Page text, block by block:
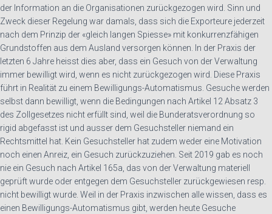
der Information an die Organisationen zurückgezogen wird. Sinn und
Zweck dieser Regelung war damals, dass sich die Exporteure jederzeit
nach dem Prinzip der «gleich langen Spiesse» mit konkurrenzfähigen
Grundstoffen aus dem Ausland versorgen können. In der Praxis der
letzten 6 Jahre heisst dies aber, dass ein Gesuch von der Verwaltung
immer bewilligt wird, wenn es nicht zurückgezogen wird. Diese Praxis
führt in Realität zu einem Bewilligungs-Automatismus. Gesuche werden
selbst dann bewilligt, wenn die Bedingungen nach Artikel 12 Absatz 3
des Zollgesetzes nicht erfüllt sind, weil die Bunderatsverordnung so
rigid abgefasst ist und ausser dem Gesuchsteller niemand ein
Rechtsmittel hat. Kein Gesuchsteller hat zudem weder eine Motivation
noch einen Anreiz, ein Gesuch zurückzuziehen. Seit 2019 gab es noch
nie ein Gesuch nach Artikel 165a, das von der Verwaltung materiell
geprüft wurde oder entgegen dem Gesuchsteller zurückgewiesen resp.
nicht bewilligt wurde. Weil in der Praxis inzwischen alle wissen, dass es
einen Bewilligungs-Automatismus gibt, werden heute Gesuche